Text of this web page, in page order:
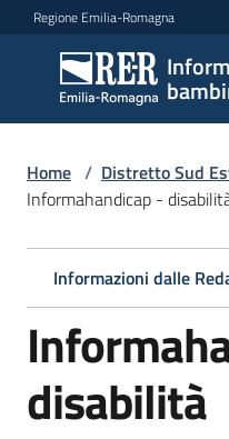
Vai al contenuto
Vai alla navigazione
Vai al footer
Regione Emilia-Romagna
Informa
famiglie
e
bambini
Argomenti
Servizi
Centri
Home / Distretto Sud
Informahandicap -
Informazioni dalle
disabilità